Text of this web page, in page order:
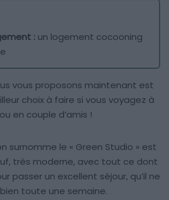
: un logement cocooning
vous proposons maintenant est
choix à faire si vous voyagez à
en couple d’amis !
surnomme le « Green Studio » est
très moderne, avec tout ce dont
passer un excellent séjour, qu’il ne
toute une semaine.